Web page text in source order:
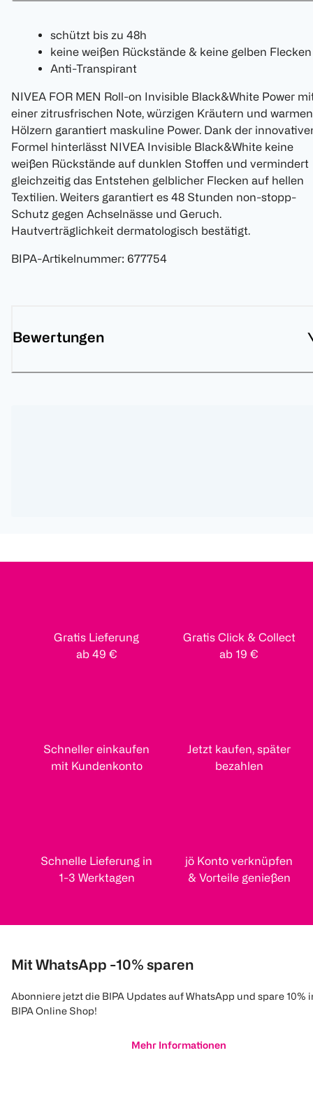
schützt bis zu 48h
keine weißen Rückstände & keine gelben Flecken
Anti-Transpirant
NIVEA FOR MEN Roll-on Invisible Black&White Power
einer zitrusfrischen Note, würzigen Kräutern und warmen
Hölzern garantiert maskuline Power. Dank der
Formel hinterlässt NIVEA Invisible Black&White keine
weißen Rückstände auf dunklen Stoffen und vermindert
gleichzeitig das Entstehen gelblicher Flecken auf hellen
Textilien. Weiters garantiert es 48 Stunden non-stopp-
Schutz gegen Achselnässe und Geruch.
Hautverträglichkeit dermatologisch bestätigt.
BIPA-Artikelnummer: 677754
Bewertungen
Gratis Lieferung
ab 49 €
Gratis Click & Collect
ab 19 €
Schneller einkaufen
mit Kundenkonto
Jetzt kaufen, später
bezahlen
Schnelle Lieferung in
1-3 Werktagen
jö Konto verknüpfen
& Vorteile genießen
Mit WhatsApp -10% sparen
Abonniere jetzt die BIPA Updates auf WhatsApp und spare 10%
BIPA Online Shop!
Mehr Informationen